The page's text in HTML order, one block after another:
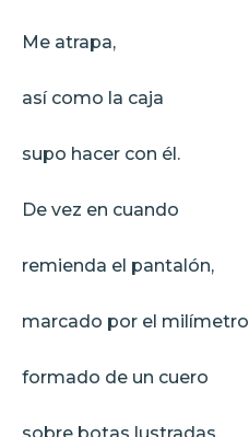
Me atrapa,
así como la caja
supo hacer con él.
De vez en cuando
remienda el pantalón,
marcado por el milímetro
formado de un cuero